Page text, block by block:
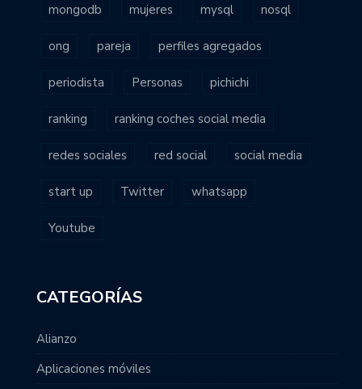
mongodb mujeres mysql nosql
ong pareja perfiles agregados
periodista Personas pichichi
ranking ranking coches social media
redes sociales red social social media
start up Twitter whatsapp
Youtube
CATEGORÍAS
Alianzo
Aplicaciones móviles